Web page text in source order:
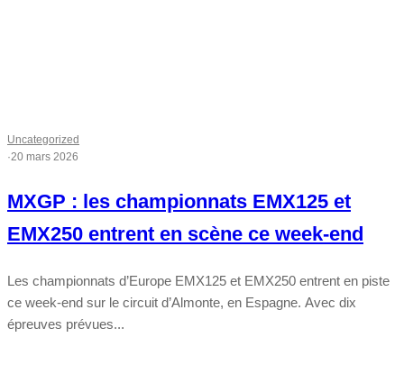
Uncategorized
·20 mars 2026
MXGP : les championnats EMX125 et
EMX250 entrent en scène ce week-end
Les championnats d’Europe EMX125 et EMX250 entrent en piste
ce week-end sur le circuit d’Almonte, en Espagne. Avec dix
épreuves prévues...